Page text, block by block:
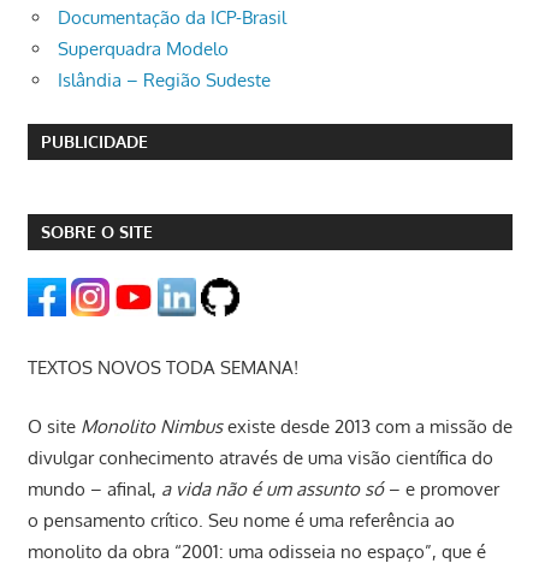
Documentação da ICP-Brasil
Superquadra Modelo
Islândia – Região Sudeste
PUBLICIDADE
SOBRE O SITE
TEXTOS NOVOS TODA SEMANA!
O site Monolito Nimbusexiste desde 2013 com a missão de
divulgar conhecimento através de uma visão científica do
mundo – afinal, a vida não é um assunto só– e promover
o pensamento crítico. Seu nome é uma referência ao
monolito da obra “2001: uma odisseia no espaço”, que é